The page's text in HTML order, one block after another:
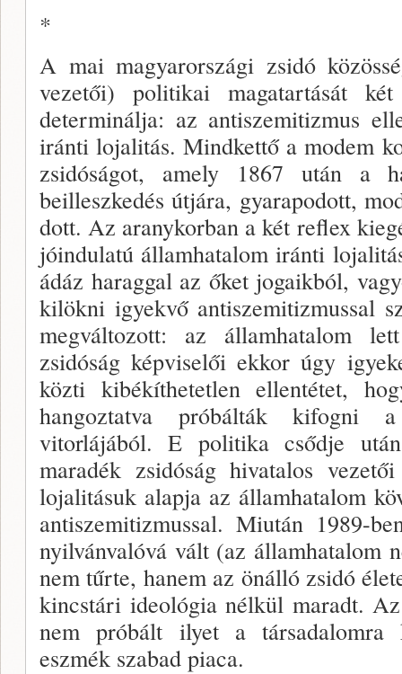
*
A mai magyarországi zsidó
vezetői) politi­kai magatartását
determinálja: az antiszemi­tizmus
iránti lojalitás. Mindkettő a modem
zsidóságot, amely 1867 után a
beilleszkedés útjára, gyarapo­dott,
dott. Az aranykorban a két reflex
jóindulatú államhatalom iránti
ádáz haraggal az őket jogaikból,
kilökni igyekvő antiszemi­tizmussal
megváltozott: az államhatalom
zsidóság képvise­lői ekkor úgy
közti kibékíthetetlen ellentétet,
hangoztat­va próbálták kifogni
vitorlájából. E politika csődje
maradék zsidóság hivatalos
lojalitásuk alapja az ál­lamhatalom
antiszemitizmussal. Miután 1989-
nyilvánva­lóvá vált (az államhatalom
nem tűrte, hanem az önálló zsidó
kincstári ideológia nélkül maradt.
nem pró­bált ilyet a társadalomra
eszmék szabad piaca.